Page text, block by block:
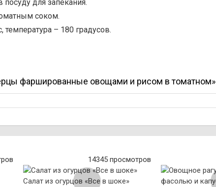
посуду для запекания.
соком.
температура – 180 градусов.
фаршированные овощами и рисом в томатном»
14345 просмотров
Салат из огурцов «Все в шоке»